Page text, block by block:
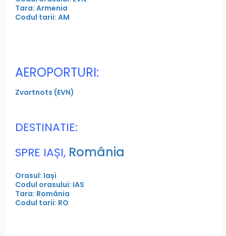
Tara: Armenia
Codul tarii: AM
AEROPORTURI:
Zvartnots (EVN)
DESTINATIE:
SPRE IAȘI, România
Orasul: Iași
Codul orasului: IAS
Tara: România
Codul tarii: RO